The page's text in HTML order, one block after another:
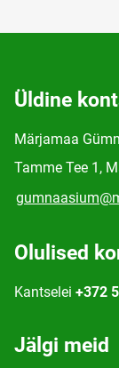
Üldine
Märjamaa
Tamme Tee 1,
Olulised
Kantselei +372
Jälgi meid